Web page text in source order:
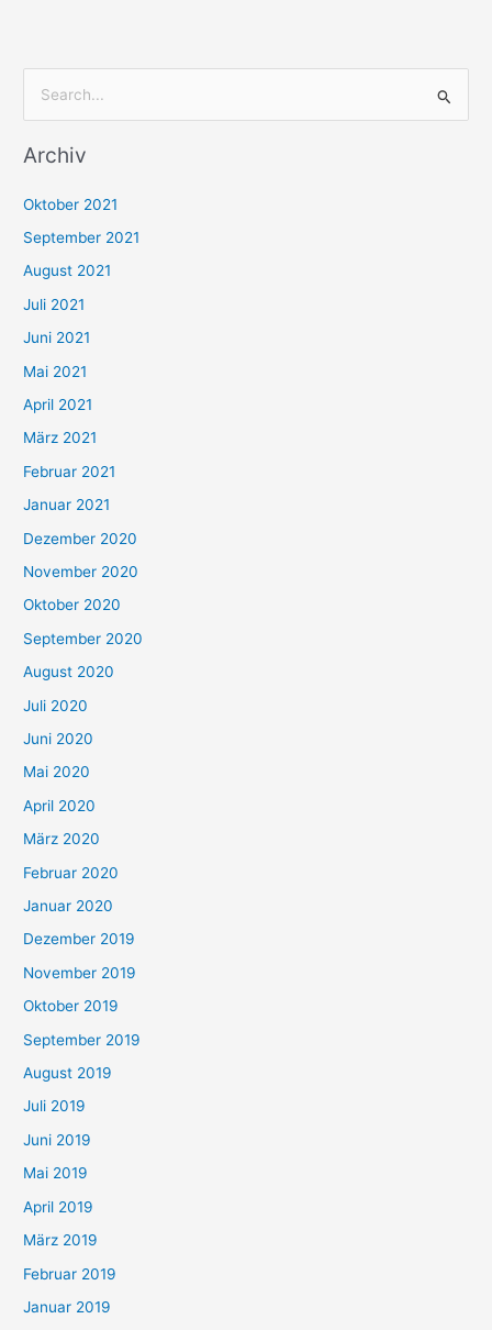
c
n
n
a
c
h
:
Archiv
Oktober 2021
September 2021
August 2021
Juli 2021
Juni 2021
Mai 2021
April 2021
März 2021
Februar 2021
Januar 2021
Dezember 2020
November 2020
Oktober 2020
September 2020
August 2020
Juli 2020
Juni 2020
Mai 2020
April 2020
März 2020
Februar 2020
Januar 2020
Dezember 2019
November 2019
Oktober 2019
September 2019
August 2019
Juli 2019
Juni 2019
Mai 2019
April 2019
März 2019
Februar 2019
Januar 2019